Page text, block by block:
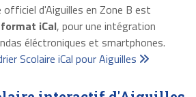
officiel d'Aiguilles en Zone B est
iCal, pour une intégration
éléctroniques et smartphones.
Scolaire iCal pour Aiguilles